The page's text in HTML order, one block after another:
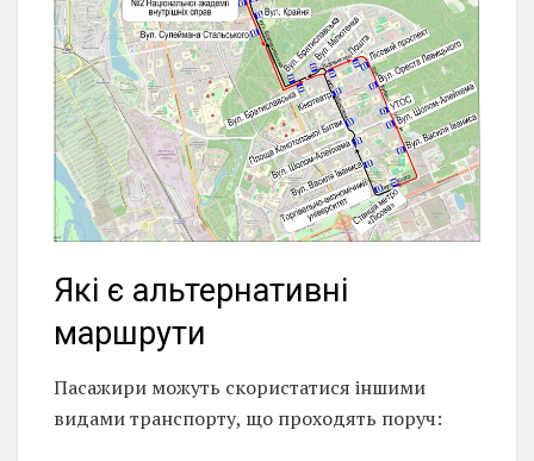
Які є альтернативні
маршрути
Пасажири можуть скористатися іншими
видами транспорту, що проходять поруч: